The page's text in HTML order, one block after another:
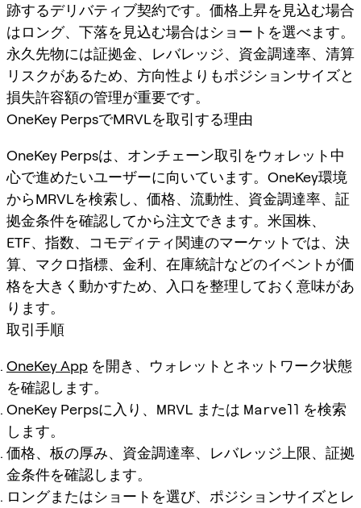
跡するデリバティブ契約です。価格上昇を見込む場合
はロング、下落を見込む場合はショートを選べます。
永久先物には証拠金、レバレッジ、資金調達率、清算
リスクがあるため、方向性よりもポジションサイズと
損失許容額の管理が重要です。
OneKey PerpsでMRVLを取引する理由
OneKey Perpsは、オンチェーン取引をウォレット中
心で進めたいユーザーに向いています。OneKey環境
からMRVLを検索し、価格、流動性、資金調達率、証
拠金条件を確認してから注文できます。米国株、
ETF、指数、コモディティ関連のマーケットでは、決
算、マクロ指標、金利、在庫統計などのイベントが価
格を大きく動かすため、入口を整理しておく意味があ
ります。
取引手順
OneKey App を開き、ウォレットとネットワーク状態
を確認します。
OneKey Perpsに入り、 MRVL または Marvell を検索
します。
価格、板の厚み、資金調達率、レバレッジ上限、証拠
金条件を確認します。
ロングまたはショートを選び、ポジションサイズとレ